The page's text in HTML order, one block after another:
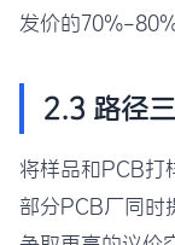
发价的70%-80%
2.3 路径
将样品和PCB打
部分PCB厂同时